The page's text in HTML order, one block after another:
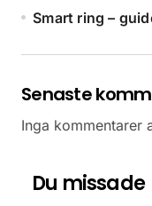
Smart ring –
Senaste
Inga kommentarer
Du missade